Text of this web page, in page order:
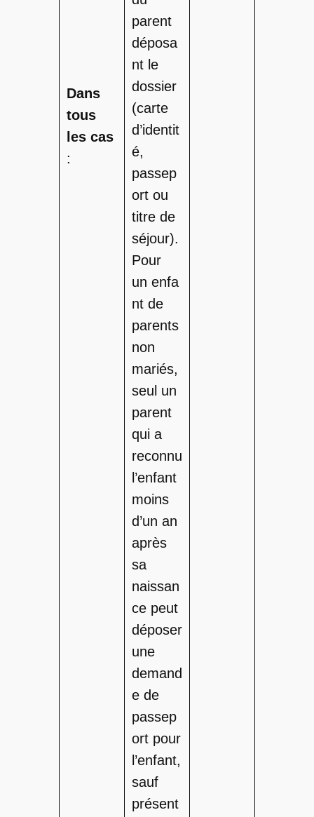
Dans
tous
les cas
:
parent
déposa
nt le
dossier
(carte
d’identit
é,
passep
ort ou
titre de
séjour).
Pour
un enfa
nt de
parents
non
mariés,
seul un
parent
qui a
reconnu
l’enfant
moins
d’un an
après
sa
naissan
ce peut
déposer
une
demand
e de
passep
ort pour
l’enfant,
sauf
présent